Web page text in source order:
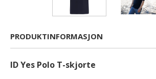
PRODUKTINFORMASJON
ID Yes Polo T-skjorte